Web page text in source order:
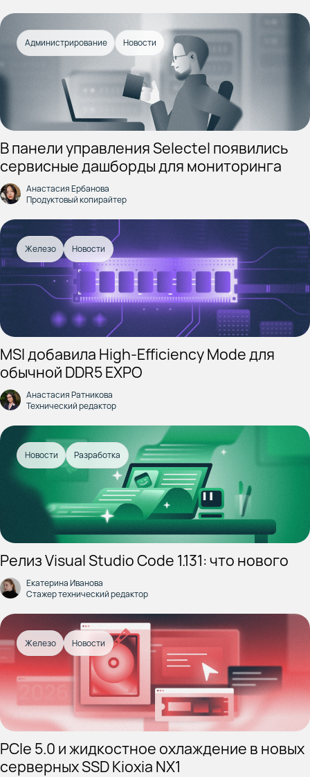
Администрирование Новости
В панели управления Selectel появились
сервисные дашборды для мониторинга
Анастасия Ербанова
Продуктовый копирайтер
Железо Новости
MSI добавила High-Efficiency Mode для
обычной DDR5 EXPO
Анастасия Ратникова
Технический редактор
Новости Разработка
Релиз Visual Studio Code 1.131: что нового
Екатерина Иванова
Стажер технический редактор
Железо Новости
PCIe 5.0 и жидкостное охлаждение в новых
серверных SSD Kioxia NX1